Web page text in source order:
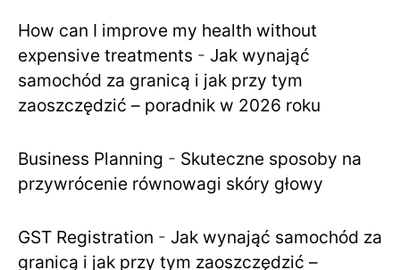
How can I improve my health without
expensive treatments - Jak wynająć
samochód za granicą i jak przy tym
zaoszczędzić – poradnik w 2026 roku
Business Planning - Skuteczne sposoby na
przywrócenie równowagi skóry głowy
GST Registration - Jak wynająć samochód za
granicą i jak przy tym zaoszczędzić –